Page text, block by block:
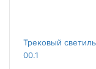
Трековый
00.1